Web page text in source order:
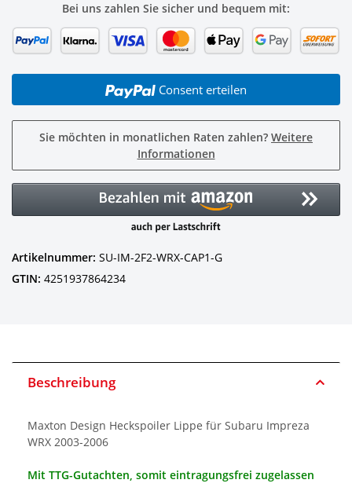
Bei uns zahlen Sie sicher und bequem mit:
Consent erteilen
Sie möchten in monatlichen Raten zahlen? Weitere
Informationen
Artikelnummer: SU-IM-2F2-WRX-CAP1-G
GTIN: 4251937864234
Beschreibung
Maxton Design Heckspoiler Lippe für Subaru Impreza
WRX 2003-2006
Mit TTG-Gutachten, somit eintragungsfrei zugelassen